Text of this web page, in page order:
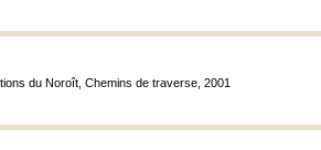
du Noroît, Chemins de traverse, 2001